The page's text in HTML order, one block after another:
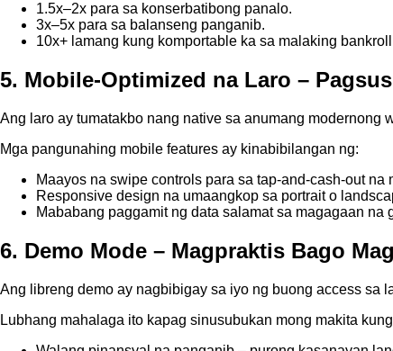
1.5x–2x para sa konserbatibong panalo.
3x–5x para sa balanseng panganib.
10x+ lamang kung komportable ka sa malaking
5. Mobile‑Optimized na Laro –
Ang laro ay tumatakbo nang native sa anumang
Mga pangunahing mobile features ay kinabibilangan ng:
Maayos na swipe controls para sa tap‑and‑cash‑out na
Responsive design na umaangkop sa portrait o
Mababang paggamit ng data salamat sa magagaan na
6. Demo Mode – Magpraktis Bago
Ang libreng demo ay nagbibigay sa iyo ng buong access sa
Lubhang mahalaga ito kapag sinusubukan mong makita